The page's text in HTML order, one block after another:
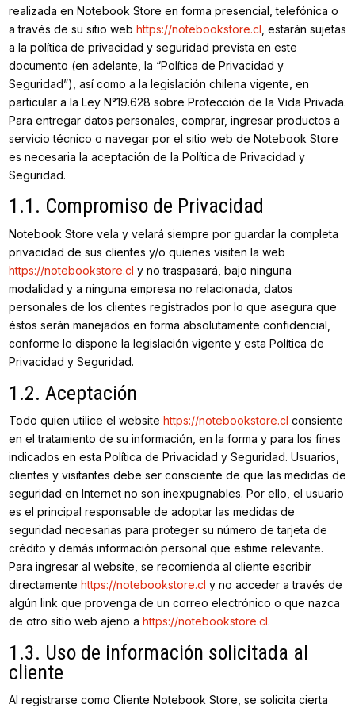
realizada en Notebook Store en forma presencial, telefónica o
a través de su sitio web https://notebookstore.cl , estarán sujetas
a la política de privacidad y seguridad prevista en este
documento (en adelante, la “Política de Privacidad y
Seguridad”), así como a la legislación chilena vigente, en
particular a la Ley N°19.628 sobre Protección de la Vida Privada.
Para entregar datos personales, comprar, ingresar productos a
servicio técnico o navegar por el sitio web de Notebook Store
es necesaria la aceptación de la Política de Privacidad y
Seguridad.
1.1. Compromiso de Privacidad
Notebook Store vela y velará siempre por guardar la completa
privacidad de sus clientes y/o quienes visiten la web
https://notebookstore.cl y no traspasará, bajo ninguna
modalidad y a ninguna empresa no relacionada, datos
personales de los clientes registrados por lo que asegura que
éstos serán manejados en forma absolutamente confidencial,
conforme lo dispone la legislación vigente y esta Política de
Privacidad y Seguridad.
1.2. Aceptación
Todo quien utilice el website https://notebookstore.cl consiente
en el tratamiento de su información, en la forma y para los fines
indicados en esta Política de Privacidad y Seguridad. Usuarios,
clientes y visitantes debe ser consciente de que las medidas de
seguridad en Internet no son inexpugnables. Por ello, el usuario
es el principal responsable de adoptar las medidas de
seguridad necesarias para proteger su número de tarjeta de
crédito y demás información personal que estime relevante.
Para ingresar al website, se recomienda al cliente escribir
directamente https://notebookstore.cl y no acceder a través de
algún link que provenga de un correo electrónico o que nazca
de otro sitio web ajeno a https://notebookstore.cl.
1.3. Uso de información solicitada al
cliente
Al registrarse como Cliente Notebook Store, se solicita cierta